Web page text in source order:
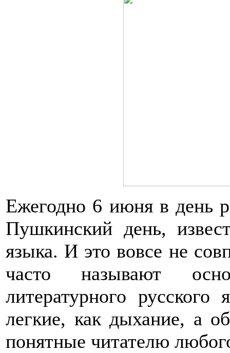
Ежегодно 6 июня в день
Пушкинский день,
языка. И это вовсе не
часто называют
литературного
легкие, как дыхание, а
понятные читателю